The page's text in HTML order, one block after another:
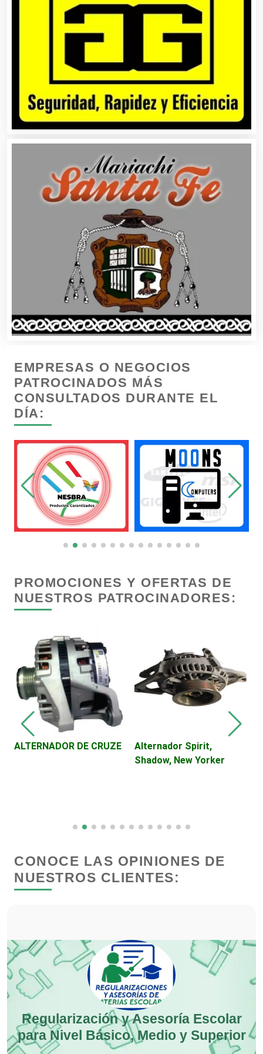
Bebidas
Belleza
Bordados y Estampados
Boutiques
Buceo
Cajas de Ahorro
Cámaras de Comercio
Camiones para Fletes
Cancelería de Aluminio
Carnicerías
Carpinterías
Centros Comerciales
Centros de Nutrición
Centros Turísticos
Cerrajerías
Cibercafés
Clubes Deportivos
Combustibles y Lubricantes
Compresores de aire
Computadoras
EMPRESAS O NEGOCIOS
PATROCINADOS MÁS
CONSULTADOS DURANTE EL
DÍA:
PROMOCIONES Y OFERTAS DE
NUESTROS PATROCINADORES:
ALTERNADOR DE CRUZE
Alternador Spirit,
Shadow, New Yorker
CONOCE LAS OPINIONES DE
NUESTROS CLIENTES:
Regularización y Asesoría Escolar
para Nivel Básico, Medio y Superior